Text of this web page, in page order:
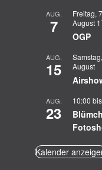
AUG.
7
Freitag,
August
OGP
AUG.
15
August
AUG.
23
10:00 bis
Kalender